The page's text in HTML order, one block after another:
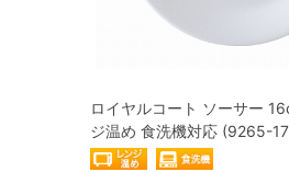
ロイヤルコート ソーサー
ジ温め 食洗機対応 (9265-